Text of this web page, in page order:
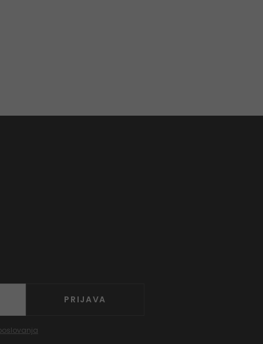
PRIJAVA